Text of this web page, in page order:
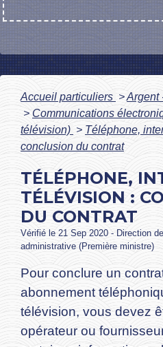
Accueil particuliers >Argent
> Communications
télévision) > Téléphone,
conclusion du contrat
TÉLÉPHONE,
TÉLÉVISION :
DU CONTRAT
Vérifié le 21 Sep 2020 - Direction
administrative (Première ministre)
Pour conclure un
abonnement
télévision, vous devez
opérateur ou